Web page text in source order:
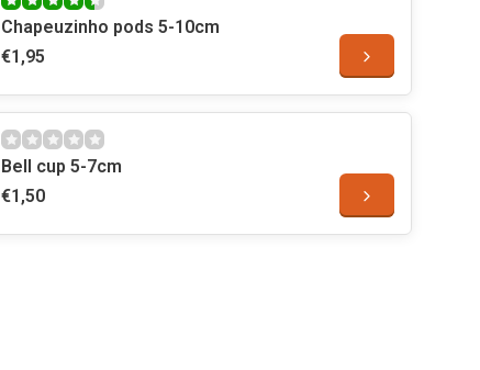
Chapeuzinho pods 5-10cm
€1,95
Bell cup 5-7cm
€1,50